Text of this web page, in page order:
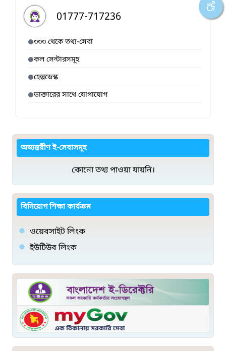
01777-717236
৩৩৩ থেকে তথ্য-সেবা
কল সেন্টারসমূহ
হেল্পডেস্ক
ডাক্তারের সাথে যোগাযোগ
অভ্যন্তরীণ ই-সেবাসমূহ
কোনো তথ্য পাওয়া যায়নি।
বিনিয়োগ শিক্ষা কার্যক্রম
ওয়েবসাইট লিংক
ইউটিউব লিংক